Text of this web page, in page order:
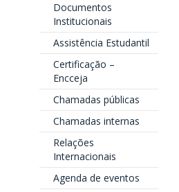
Documentos
Institucionais
Assistência Estudantil
Certificação –
Encceja
Chamadas públicas
Chamadas internas
Relações
Internacionais
Agenda de eventos